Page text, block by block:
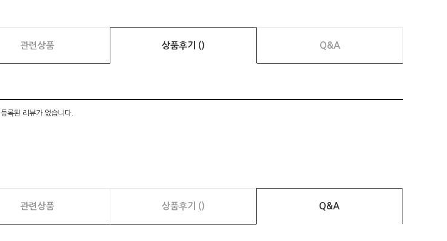
관련상품 상품후기 () Q&A
등록된 리뷰가 없습니다.
관련상품 상품후기 () Q&A